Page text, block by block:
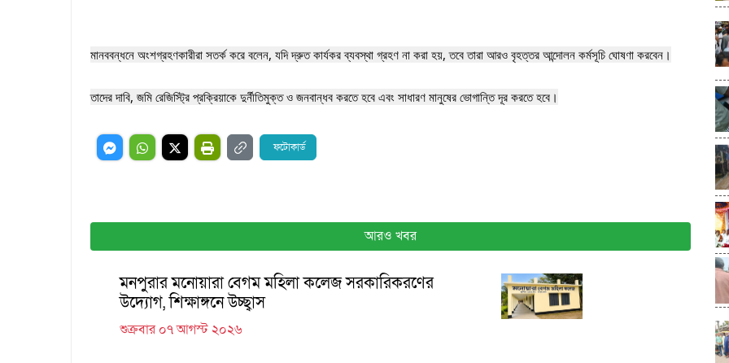
‎মানববন্ধনে অংশগ্রহণকারীরা সতর্ক করে বলেন, যদি দ্রুত কার্যকর ব্যবস্থা গ্রহণ না করা হয়, তবে তারা আরও বৃহত্তর আন্দোলন কর্মসূচি ঘোষণা করবেন।
‎তাদের দাবি, জমি রেজিস্ট্রি প্রক্রিয়াকে দুর্নীতিমুক্ত ও জনবান্ধব করতে হবে এবং সাধারণ মানুষের ভোগান্তি দূর করতে হবে।
ফটোকার্ড
আরও খবর
মনপুরার মনোয়ারা বেগম মহিলা কলেজ সরকারিকরণের
উদ্যোগ, শিক্ষাঙ্গনে উচ্ছ্বাস
শুক্রবার ০৭ আগস্ট ২০২৬